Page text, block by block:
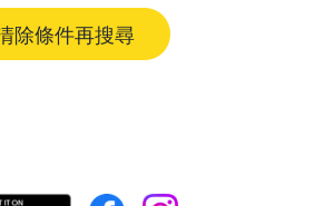
除條件再搜尋